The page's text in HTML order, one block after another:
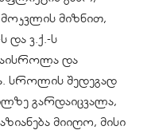
მოკვლის მიზნით,
და ვ.ქ.-ს
და
სროლის შედეგად
გარდაიცვალა,
მიიღო, მისი